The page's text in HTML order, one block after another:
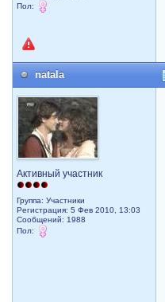
Пол:
natala
Активный участник
Группа: Участники
Регистрация: 5 Фев 2010, 13:03
Сообщений: 1988
Пол: